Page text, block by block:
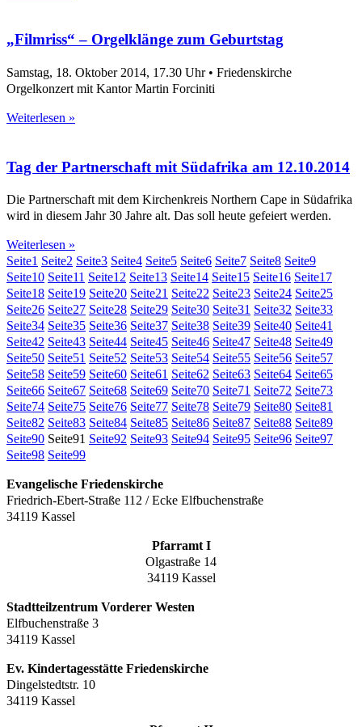
„Filmriss“ – Orgelklänge zum Geburtstag
Samstag, 18. Oktober 2014, 17.30 Uhr • Friedenskirche
Orgelkonzert mit Kantor Martin Forciniti
Weiterlesen »
Tag der Partnerschaft mit Südafrika am 12.10.2014
Die Partnerschaft mit dem Kirchenkreis Northern Cape in Südafrika
wird in diesem Jahr 30 Jahre alt. Das soll heute gefeiert werden.
Weiterlesen »
Seite1 Seite2 Seite3 Seite4 Seite5 Seite6 Seite7 Seite8 Seite9
Seite10 Seite11 Seite12 Seite13 Seite14 Seite15 Seite16 Seite17
Seite18 Seite19 Seite20 Seite21 Seite22 Seite23 Seite24 Seite25
Seite26 Seite27 Seite28 Seite29 Seite30 Seite31 Seite32 Seite33
Seite34 Seite35 Seite36 Seite37 Seite38 Seite39 Seite40 Seite41
Seite42 Seite43 Seite44 Seite45 Seite46 Seite47 Seite48 Seite49
Seite50 Seite51 Seite52 Seite53 Seite54 Seite55 Seite56 Seite57
Seite58 Seite59 Seite60 Seite61 Seite62 Seite63 Seite64 Seite65
Seite66 Seite67 Seite68 Seite69 Seite70 Seite71 Seite72 Seite73
Seite74 Seite75 Seite76 Seite77 Seite78 Seite79 Seite80 Seite81
Seite82 Seite83 Seite84 Seite85 Seite86 Seite87 Seite88 Seite89
Seite90 Seite91 Seite92 Seite93 Seite94 Seite95 Seite96 Seite97
Seite98 Seite99
Evangelische Friedenskirche
Friedrich-Ebert-Straße 112 / Ecke Elfbuchenstraße
34119 Kassel
Pfarramt I
Olgastraße 14
34119 Kassel
Stadtteilzentrum Vorderer Westen
Elfbuchenstraße 3
34119 Kassel
Ev. Kindertagesstätte Friedenskirche
Dingelstedtstr. 10
34119 Kassel